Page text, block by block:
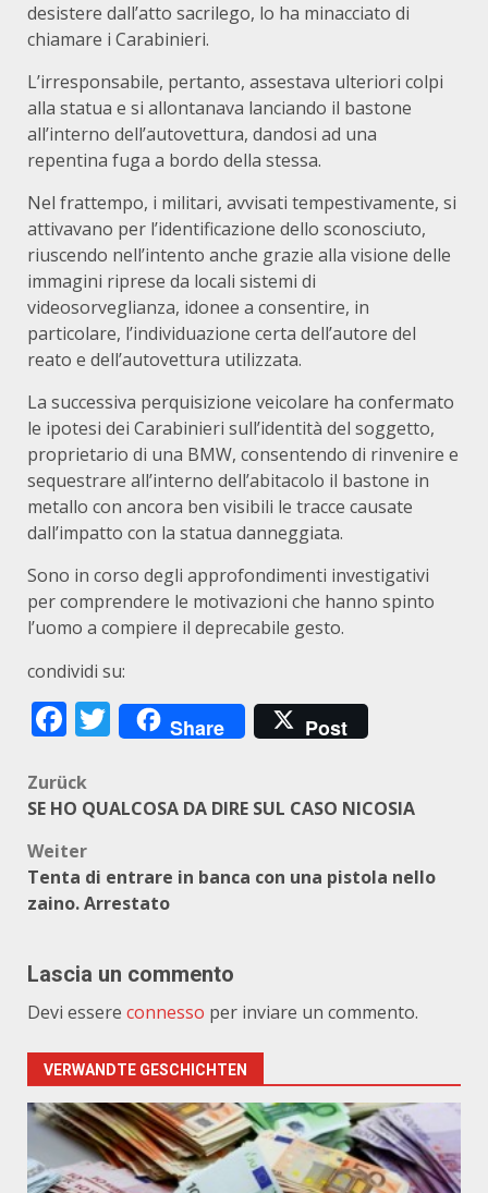
desistere dall’atto sacrilego, lo ha minacciato di
chiamare i Carabinieri.
L’irresponsabile, pertanto, assestava ulteriori colpi
alla statua e si allontanava lanciando il bastone
all’interno dell’autovettura, dandosi ad una
repentina fuga a bordo della stessa.
Nel frattempo, i militari, avvisati tempestivamente, si
attivavano per l’identificazione dello sconosciuto,
riuscendo nell’intento anche grazie alla visione delle
immagini riprese da locali sistemi di
videosorveglianza, idonee a consentire, in
particolare, l’individuazione certa dell’autore del
reato e dell’autovettura utilizzata.
La successiva perquisizione veicolare ha confermato
le ipotesi dei Carabinieri sull’identità del soggetto,
proprietario di una BMW, consentendo di rinvenire e
sequestrare all’interno dell’abitacolo il bastone in
metallo con ancora ben visibili le tracce causate
dall’impatto con la statua danneggiata.
Sono in corso degli approfondimenti investigativi
per comprendere le motivazioni che hanno spinto
l’uomo a compiere il deprecabile gesto.
condividi su:
Facebook
Twitter
Share Post
Beitragsnavigation
Zurück
SE HO QUALCOSA DA DIRE SUL CASO NICOSIA
Weiter
Tenta di entrare in banca con una pistola nello
zaino. Arrestato
Lascia un commento
Devi essere connesso per inviare un commento.
VERWANDTE GESCHICHTEN